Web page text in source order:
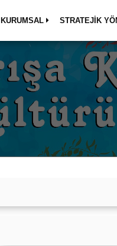
KURUMSAL STRATEJİK